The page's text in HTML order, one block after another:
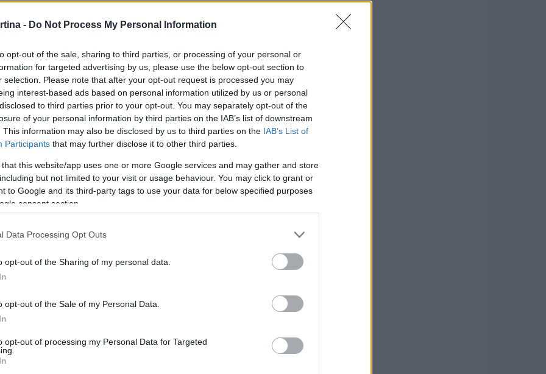
- Do Not Process My Personal Information
opt-out of the sale, sharing to third parties, or processing of your personal or
for targeted advertising by us, please use the below opt-out section to
selection. Please note that after your opt-out request is processed you may
interest-based ads based on personal information utilized by us or personal
to third parties prior to your opt-out. You may separately opt-out of the
of your personal information by third parties on the IAB’s list of downstream
This information may also be disclosed by us to third parties on the IAB’s List of
Participants that may further disclose it to other third parties.
that this website/app uses one or more Google services and may gather and store
but not limited to your visit or usage behaviour. You may click to grant or
to Google and its third-party tags to use your data for below specified purposes
consent section.
Data Processing Opt Outs
opt-out of the Sharing of my personal data.
opt-out of the Sale of my Personal Data.
opt-out of processing my Personal Data for Targeted
la socialità e come contenere i costi, con
risultano più adatti a chi viaggia senza
bellezza del posto ma anche dalla capacità
informazioni chiare, punti di riferimento
Valuteremo aspetti concreti — dalla
di